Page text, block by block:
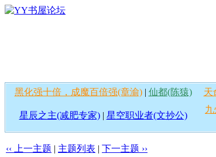
黑化强十倍，成魔百倍强(章渝)| 仙都(陈猿) 天
星辰之主(减肥专家)| 星空职业者(文抄公)
‹‹ 上一主题 | 主题列表 | 下一主题 ››